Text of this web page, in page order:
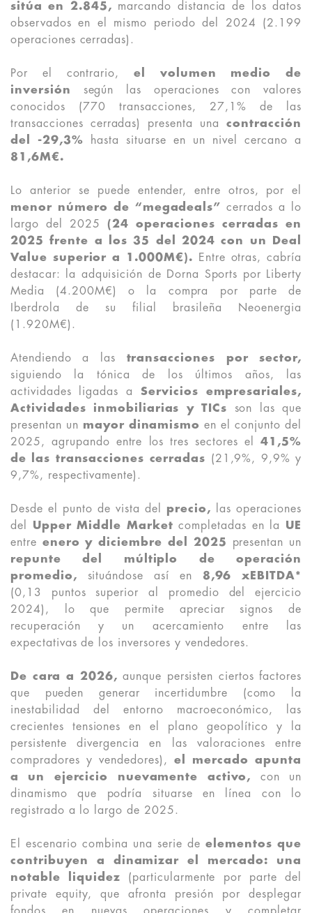
sitúa en 2.845, marcando distancia de los datos
observados en el mismo periodo del 2024 (2.199
operaciones cerradas).
Por el contrario,el volumen medio de
inversión
según las operaciones con valores
conocidos (770 transacciones, 27,1% de las
transacciones cerradas) presenta unacontracción
del -29,3% hasta situarse en un nivel cercano a
81,6M€.
Lo anterior se puede entender, entre otros, por el
menor número de “megadeals”
cerrados a lo
largo del 2025(24 operaciones cerradas en
2025 frente a los 35 del 2024 con un Deal
Value superior a 1.000M€). Entre otras, cabría
destacar: la adquisición de Dorna Sports por Liberty
Media (4.200M€) o la compra por parte de
Iberdrola de su filial brasileña Neoenergia
(1.920M€).
Atendiendo a las transacciones por sector,
siguiendo la tónica de los últimos años, las
actividades ligadas a Servicios empresariales,
Actividades inmobiliarias y TICs son las que
presentan un mayor dinamismo en el conjunto del
2025, agrupando entre los tres sectores el41,5%
de las transacciones cerradas (21,9%, 9,9% y
9,7%, respectivamente).
Desde el punto de vista del precio, las operaciones
del Upper Middle Market completadas en la UE
entre enero y diciembre del 2025 presentan un
repunte del múltiplo de operación
promedio, situándose así en 8,96 xEBITDA*
(0,13 puntos superior al promedio del ejercicio
2024), lo que permite apreciar signos de
recuperación y un acercamiento entre las
expectativas de los inversores y vendedores.
De cara a 2026, aunque persisten ciertos factores
que pueden generar incertidumbre (como la
inestabilidad del entorno macroeconómico, las
crecientes tensiones en el plano geopolítico y la
persistente divergencia en las valoraciones entre
compradores y vendedores), el mercado apunta
a un ejercicio nuevamente activo, con un
dinamismo que podría situarse en línea con lo
registrado a lo largo de 2025.
El escenario combina una serie deelementos que
contribuyen a dinamizar el mercado: una
notable liquidez (particularmente por parte del
private equity, que afronta presión por desplegar